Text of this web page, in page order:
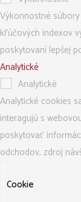
Výkonnostné
kľúčových indexov
poskytovaní lepšej
Analytické
Analytické
Analytické cookies
interagujú s
poskytovať
odchodov, zdroj
Cookie